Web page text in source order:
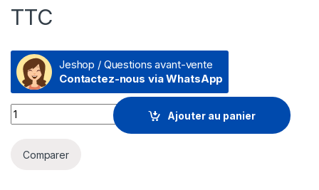
TTC
Jeshop / Questions avant-vente
Contactez-nous via WhatsApp
Écran 21,5" Full HD P22 G5 (64X86AS) quantity
Ajouter au panier
Comparer